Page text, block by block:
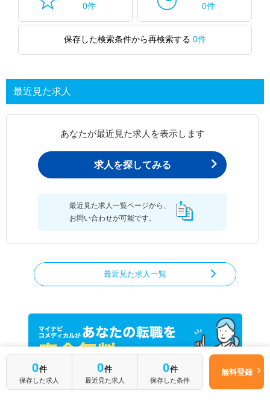
0件
0件
保存した検索条件から再検索する 0件
最近見た求人
あなたが最近見た求人を表示します
求人を探してみる
最近見た求人一覧ページから、
お問い合わせが可能です。
最近見た求人一覧
0件
保存した求人
0件
最近見た求人
0件
保存した条件
無料登録
無料転職サポートに申し込む
はじめて転職